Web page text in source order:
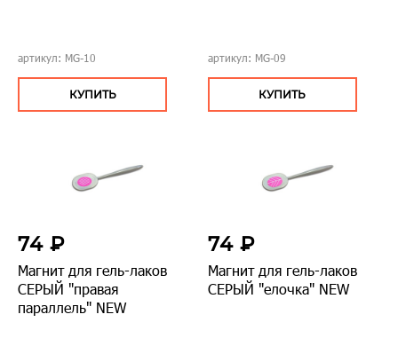
артикул: MG-10
КУПИТЬ
артикул: MG-09
КУПИТЬ
74 ₽
Магнит для гель-лаков
СЕРЫЙ "правая
параллель" NEW
74 ₽
Магнит для гель-лаков
СЕРЫЙ "елочка" NEW